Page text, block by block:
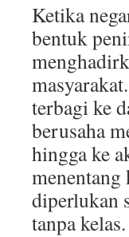
Ketika
bentuk
terbagi ke
berusaha
hingga ke
menentang
diperlukan
tanpa kelas.